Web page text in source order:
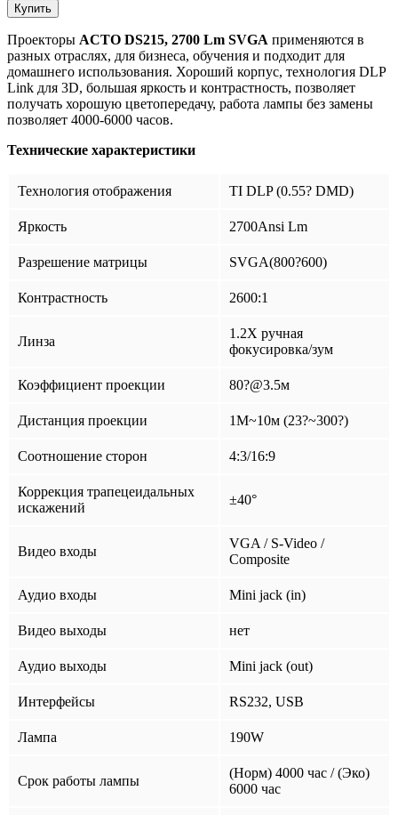
Проекторы ACTO DS215, 2700 Lm SVGA применяются в
разных отраслях, для бизнеса, обучения и подходит для
домашнего использования. Хороший корпус, технология DLP
Link для 3D, большая яркость и контрастность, позволяет
получать хорошую цветопередачу, работа лампы без замены
позволяет 4000-6000 часов.
Технические характеристики
Технология отображения TI DLP (0.55? DMD)
Яркость 2700Ansi Lm
Разрешение матрицы SVGA(800?600)
Контрастность 2600:1
Линза
1.2X ручная
фокусировка/зум
Коэффициент проекции 80?@3.5м
Дистанция проекции 1M~10м (23?~300?)
Соотношение сторон 4:3/16:9
Коррекция трапецеидальных
искажений
±40°
Видео входы
VGA / S-Video /
Composite
Аудио входы Mini jack (in)
Видео выходы нет
Аудио выходы Mini jack (out)
Интерфейсы RS232, USB
Лампа 190W
Срок работы лампы
(Норм) 4000 час / (Эко)
6000 час